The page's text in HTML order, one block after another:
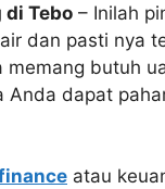
di Tebo – Inilah
dan pasti nya
memang butuh
Anda dapat
atau